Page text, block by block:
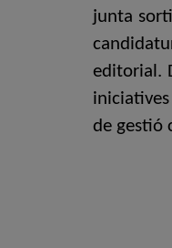
junta
editorial.
de gestió